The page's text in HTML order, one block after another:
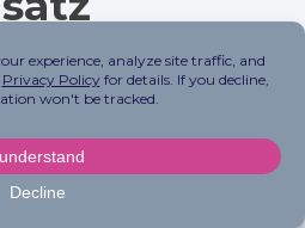
nahrhaften
Sie trotzdem eine
FitOn-Rezept
dich für eine gekaufte
denk an diese